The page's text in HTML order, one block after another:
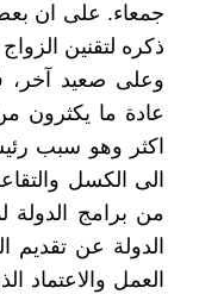
جمعاء. على ان
ذكره لتقنين
وعلى صعيد آخر،
عادة ما يكثرون
اكثر وهو سبب
الى الكسل
من برامج الدولة
الدولة عن تقديم
العمل والاعتماد